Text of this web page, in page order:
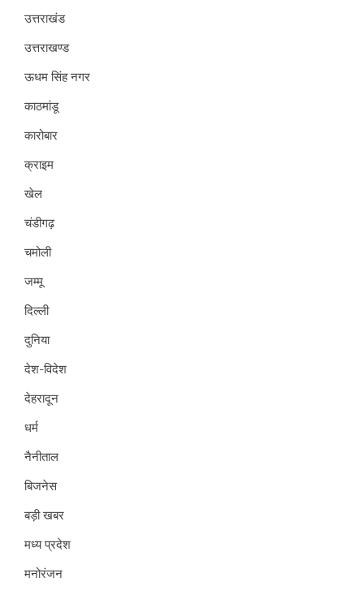
उत्तराखंड
उत्तराखण्ड
ऊधम सिंह नगर
काठमांडू
कारोबार
क्राइम
खेल
चंडीगढ़
चमोली
जम्मू
दिल्ली
दुनिया
देश-विदेश
देहरादून
धर्म
नैनीताल
बिजनेस
बड़ी खबर
मध्य प्रदेश
मनोरंजन